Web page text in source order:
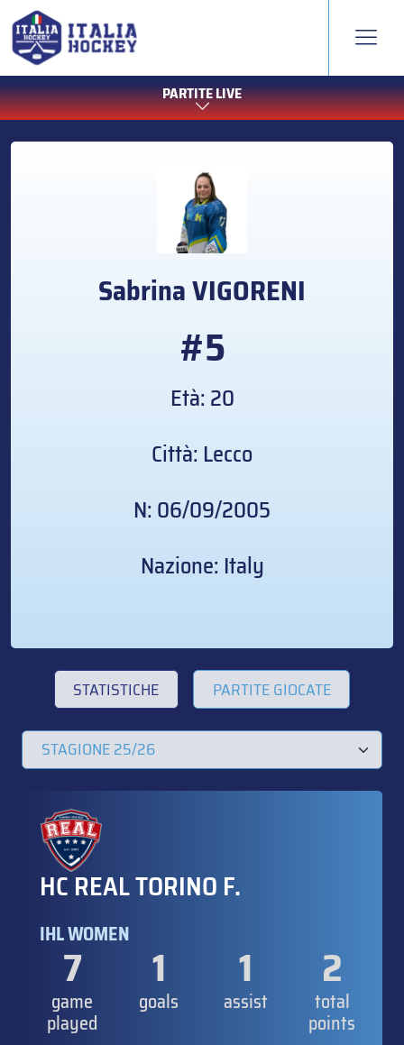
PARTITE LIVE
SabrinaVIGORENI
#5
Età: 20
Città: Lecco
N: 06/09/2005
Nazione: Italy
STATISTICHE PARTITE GIOCATE
HC REAL TORINO F.
IHL WOMEN
7
game
played
1
goals
1
assist
2
total
points